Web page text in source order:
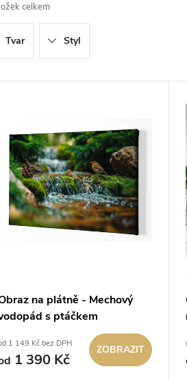
celkem
Tvar Styl
na plátně - Mechový
s ptáčkem
1 149 Kč bez DPH
1 390 Kč
ZOBRAZIT